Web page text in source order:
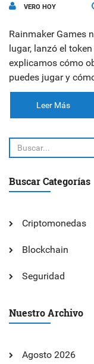
VERO HOY
Rainmaker Games
lugar, lanzó el
explicamos cómo
puedes jugar y
Leer Más
Buscar Categorías
Criptomonedas
Blockchain
Seguridad
Nuestro Archivo
Agosto 2026